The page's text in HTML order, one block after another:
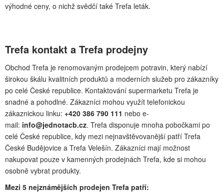
výhodné ceny, o nichž svědčí také Trefa leták.
Trefa kontakt a Trefa prodejny
Obchod Trefa je renomovaným prodejcem potravin, který nabízí
širokou škálu kvalitních produktů a moderních služeb pro zákazníky
po celé České republice. Kontaktování supermarketu Trefa je
snadné a pohodlné. Zákazníci mohou využít telefonickou
zákaznickou linku: +420 386 790 111 nebo e-
mail: info@jednotacb.cz. Trefa disponuje mnoha pobočkami po
celé České republice, kdy mezi nejnavštěvovanější patří Trefa
České Budějovice a Trefa Velešín. Zákazníci mají možnost
nakupovat pouze v kamenných prodejnách Trefa, kde si mohou
osobně vybrat produkty.
Mezi 5 nejznámějších prodejen Trefa patří: